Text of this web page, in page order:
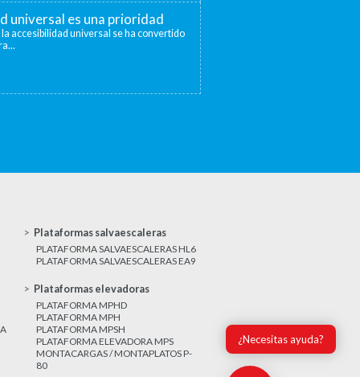
universal es una prioridad
accesibilidad universal se ha convertido
Plataformas salvaescaleras
PLATAFORMA SALVAESCALERAS HL6
PLATAFORMA SALVAESCALERAS EA9
Plataformas elevadoras
PLATAFORMA MPHD
PLATAFORMA MPH
PLATAFORMA MPSH
PLATAFORMA ELEVADORA MPS
MONTACARGAS / MONTAPLATOS P-
80
¿Necesitas ayuda?